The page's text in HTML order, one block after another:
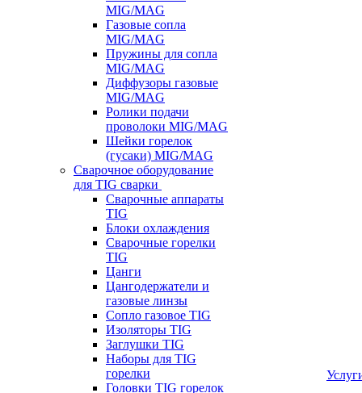
MIG/MAG
Газовые сопла
MIG/MAG
Пружины для сопла
MIG/MAG
Диффузоры газовые
MIG/MAG
Ролики подачи
проволоки MIG/MAG
Шейки горелок
(гусаки) MIG/MAG
Сварочное оборудование
для TIG сварки
Сварочные аппараты
TIG
Блоки охлаждения
Сварочные горелки
TIG
Цанги
Цангодержатели и
газовые линзы
Сопло газовое TIG
Изоляторы TIG
Заглушки TIG
Наборы для TIG
горелки
Головки TIG горелок